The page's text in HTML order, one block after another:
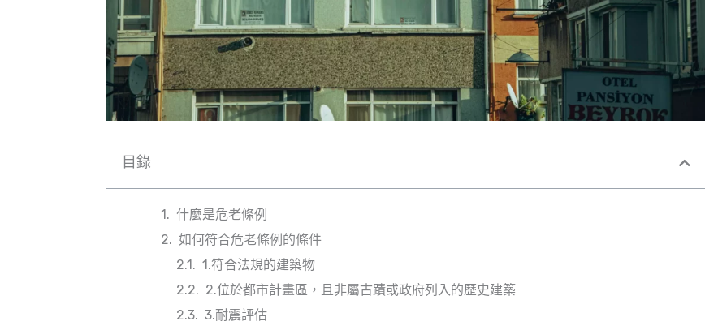
目錄
什麼是危老條例
如何符合危老條例的條件
1.符合法規的建築物
2.位於都市計畫區，且非屬古蹟或政府列入的歷史建築
3.耐震評估